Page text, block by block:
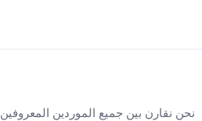
نحن نقارن بين جميع الموردين المعروفين